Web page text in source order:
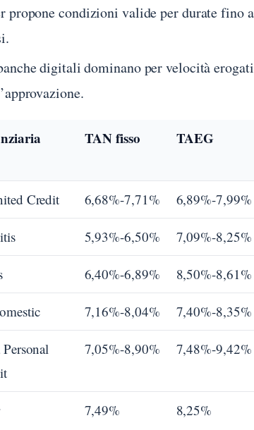
propone condizioni valide per durate fino
digitali dominano per velocità
TAN fisso TAEG
Credit 6,68%-7,71% 6,89%-7,99%
5,93%-6,50% 7,09%-8,25%
6,40%-6,89% 8,50%-8,61%
7,16%-8,04% 7,40%-8,35%
7,05%-8,90% 7,48%-9,42%
7,49% 8,25%